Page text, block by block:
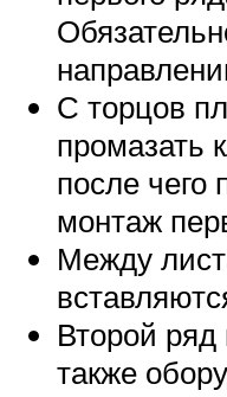
С торцов
промазать
после чего
монтаж
Между
Второй
также